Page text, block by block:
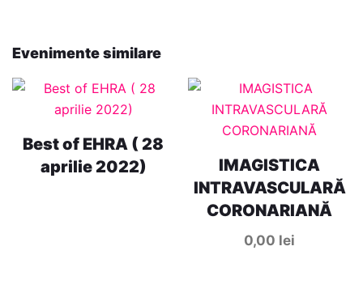
Evenimente similare
Best of EHRA ( 28
aprilie 2022)
IMAGISTICA
INTRAVASCULARĂ
CORONARIANĂ
0,00 lei